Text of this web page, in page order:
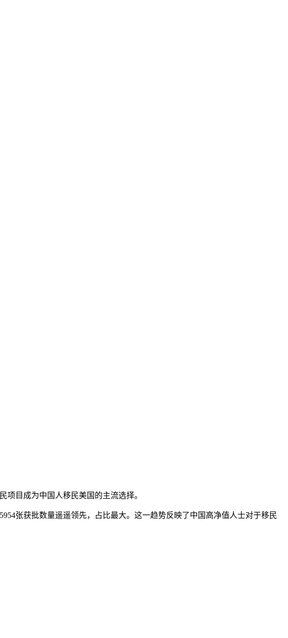
项目成为中国人移民美国的主流选择。
张获批数量遥遥领先，占比最大。这一趋势反映了中国高净值人士对于移民